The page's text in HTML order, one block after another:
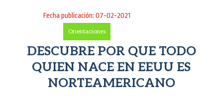
Fecha publicación: 07-02-2021
Orientaciones
DESCUBRE POR QUE TODO
QUIEN NACE EN EEUU ES
NORTEAMERICANO